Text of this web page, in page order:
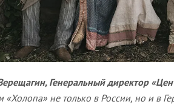
Генеральный директор
«Холопа» не только в России, но и в